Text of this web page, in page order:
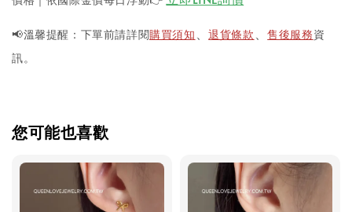
📢溫馨提醒：下單前請詳閱購買須知 、退貨條款 、售後服務資
訊。
您可能也喜歡